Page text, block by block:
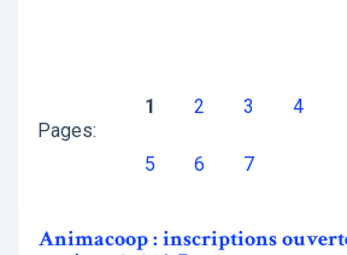
Pages:
1 2 3 4
5 6 7
Animacoop : inscriptions